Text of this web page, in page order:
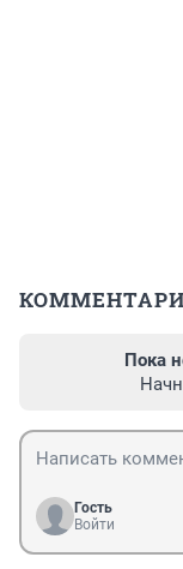
Пока
Гость
Войти